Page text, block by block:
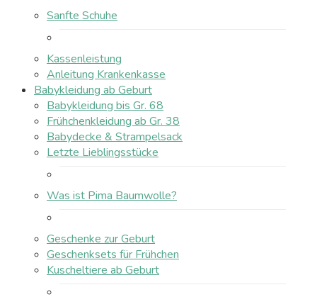
Sanfte Schuhe
Kassenleistung
Anleitung Krankenkasse
Babykleidung ab Geburt
Babykleidung bis Gr. 68
Frühchenkleidung ab Gr. 38
Babydecke & Strampelsack
Letzte Lieblingsstücke
Was ist Pima Baumwolle?
Geschenke zur Geburt
Geschenksets für Frühchen
Kuscheltiere ab Geburt